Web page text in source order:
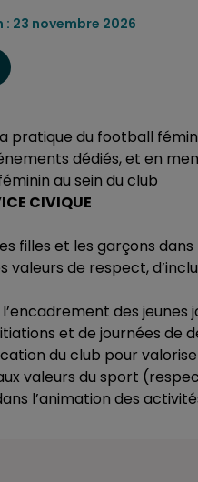
: 23 novembre 2026
pratique du football
dédiés, et en
au sein du club
CIVIQUE
filles et les garçons
de respect,
des
et de journées de
du club pour
valeurs du sport
l’animation des